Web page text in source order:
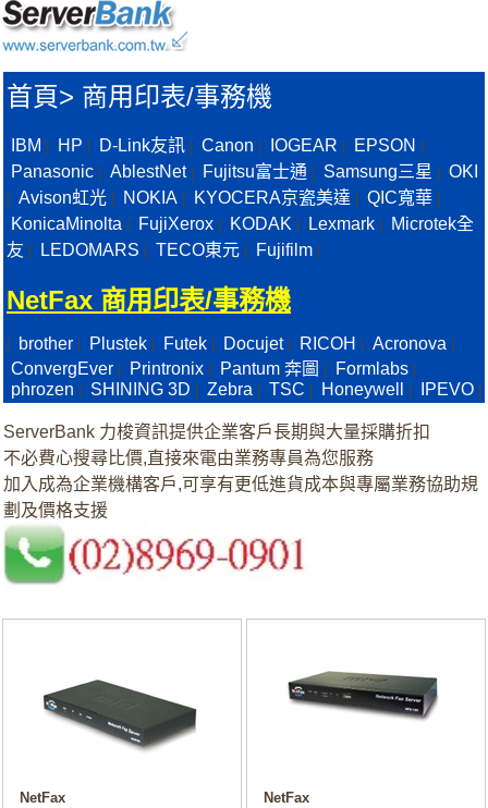
首頁> 商用印表/事務機
IBM HP D-Link友訊 Canon IOGEAR EPSON
Panasonic AblestNet| Fujitsu富士通 Samsung三星 OKI
Avison虹光 NOKIA KYOCERA京瓷美達 QIC寬華
KonicaMinolta FujiXerox KODAK Lexmark
Microtek全
友
LEDOMARS TECO東元 Fujifilm
NetFax 商用印表/事務機
brother Plustek Futek Docujet| RICOH Acronova
ConvergEver Printronix Pantum 奔圖 Formlabs
phrozen SHINING 3D Zebra TSC Honeywell IPEVO
ServerBank 力梭資訊提供企業客戶長期與大量採購折扣
不必費心搜尋比價,直接來電由業務專員為您服務
加入成為企業機構客戶,可享有更低進貨成本與專屬業務協助規
劃及價格支援
NetFax
NetFax